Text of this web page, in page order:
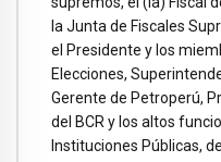
la Junta de Fiscales
el Presidente y los
Elecciones,
Gerente de Petroperú,
del BCR y los altos
Instituciones Públicas,